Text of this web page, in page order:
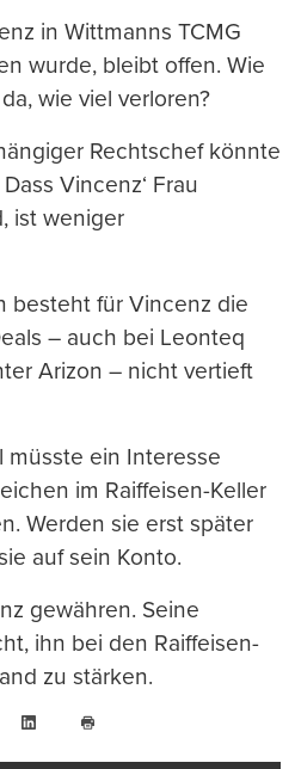
in Wittmanns TCMG
wurde, bleibt offen. Wie
wie viel verloren?
Rechtschef könnte
Vincenz‘ Frau
ist weniger
besteht für Vincenz die
– auch bei Leonteq
Arizon – nicht vertieft
müsste ein Interesse
im Raiffeisen-Keller
Werden sie erst später
auf sein Konto.
gewähren. Seine
ihn bei den Raiffeisen-
zu stärken.
LinkedIn
drucken